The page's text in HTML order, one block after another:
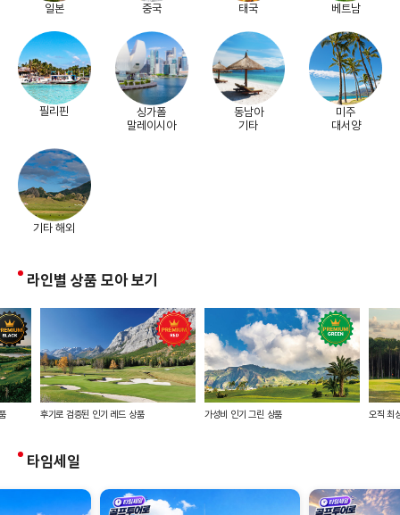
일본 중국 태국 베트남
필리핀
싱가폴
말레이시아
동남아
기타
미주
대서양
기타 해외
라인별 상품 모아 보기
후기로 검증된 인기 레드 상품 가성비 인기 그린 상품 오직 최
타임세일